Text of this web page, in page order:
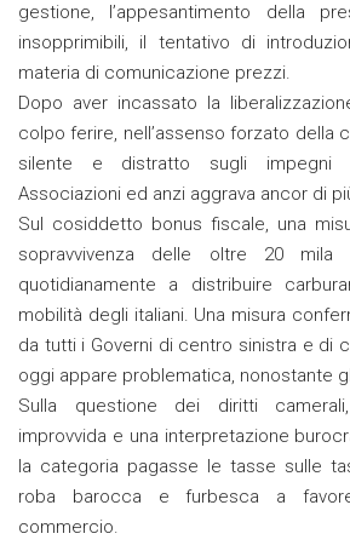
gestione, l’appesantimento della
insopprimibili, il tentativo di
materia di comunicazione prezzi.
Dopo aver incassato la
colpo ferire, nell’assenso forzato della
silente e distratto sugli impegni
Associazioni ed anzi aggrava ancor di
Sul cosiddetto bonus fiscale, una
sopravvivenza delle oltre 20 mila
quotidianamente a distribuire
mobilità degli italiani. Una misura
da tutti i Governi di centro sinistra e di
oggi appare problematica, nonostante
Sulla questione dei diritti
improvvida e una interpretazione
la categoria pagasse le tasse sulle
roba barocca e furbesca a
commercio.